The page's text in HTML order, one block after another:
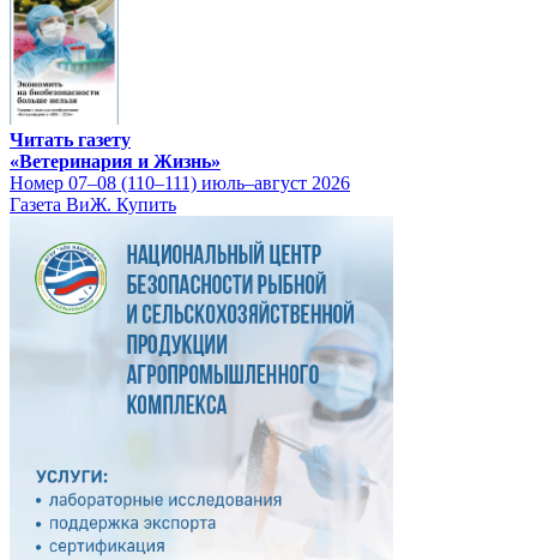
Читать газету
«Ветеринария и Жизнь»
Номер 07–08 (110–111) июль–август 2026
Газета ВиЖ. Купить